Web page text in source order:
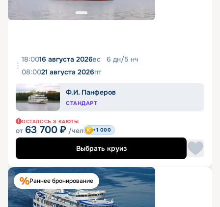
18:0016 августа 2026вс 6 дн/5 нч
08:0021 августа 2026пт
Ф.И. Панферов
СТАНДАРТ
ОСТАЛОСЬ 3 КАЮТЫ
от 63 700 ₽ /чел +1 000
Выбрать круиз
Раннее бронирование